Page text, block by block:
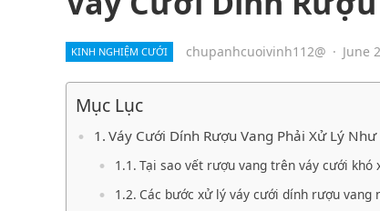
KINH NGHIỆM CƯỚI chupanhcuoivinh112@ · June
Mục Lục
Váy Cưới Dính Rượu Vang Phải Xử Lý Như
Tại sao vết rượu vang trên váy cưới khó
Các bước xử lý váy cưới dính rượu vang